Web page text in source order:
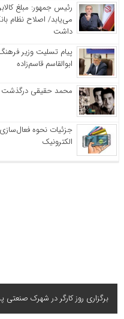
رئیس‌ جمهور: مبلغ
می‌یابد/ اصلاح نظام
داشت
پیام تسلیت وزیر
ابوالقاسم قاسم‌زاده
محمد حقیقی درگذشت
جزئیات نحوه
الکترونیک
برگزاری روز کارگر در شهرک صنعتی